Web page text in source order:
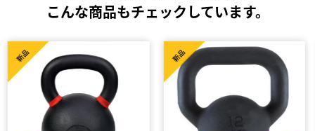
こんな商品もチェックしています。
新品 新品